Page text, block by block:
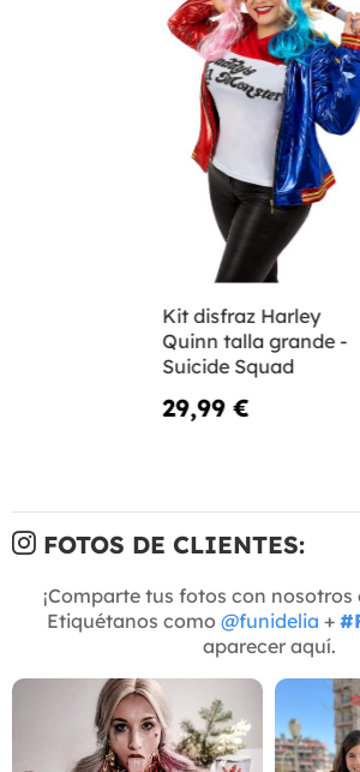
Kit disfraz Harley
Quinn talla grande -
Suicide Squad
29,99 €
FOTOS DE CLIENTES:
¡Comparte tus fotos con nosotros
Etiquétanos como @funidelia +
aparecer aquí.